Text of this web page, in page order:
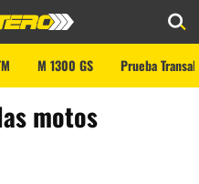
M 1300 GS Prueba
motos